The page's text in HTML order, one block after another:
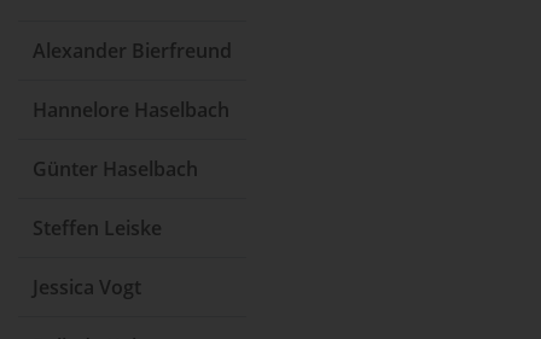
Alexander Bierfreund
Hannelore Haselbach
Günter Haselbach
Steffen Leiske
Jessica Vogt